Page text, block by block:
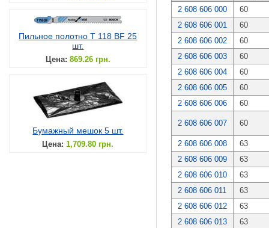
Пильное полотно T 118 BF 25
шт.
Цена: 869.26 грн.
Бумажный мешок 5 шт.
Цена: 1,709.80 грн.
2 608 606 000
60
2 608 606 001
60
2 608 606 002
60
2 608 606 003
60
2 608 606 004
60
2 608 606 005
60
2 608 606 006
60
2 608 606 007 60
2 608 606 008
63
2 608 606 009
63
2 608 606 010
63
2 608 606 011
63
2 608 606 012
63
2 608 606 013
63